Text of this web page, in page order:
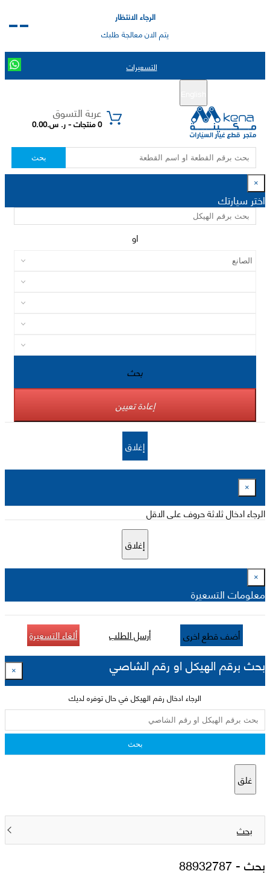
الرجاء الانتظار
يتم الان معالجة طلبك
التسعيرات
عربة التسوق
0 منتجات - ر. س.0.00
بحث
×
اختر سيارتك
او
بحث
إعادة تعيين
إغلاق
×
الرجاء ادخال ثلاثة حروف على الاقل
إغلاق
×
معلومات التسعيرة
أضف قطع اخرى أرسل الطلب ألغاء التسعيرة
بحث برقم الهيكل او رقم الشاصي ×
الرجاء ادخال رقم الهيكل في حال توفره لديك
بحث
غلق
بحث
بحث -88932787